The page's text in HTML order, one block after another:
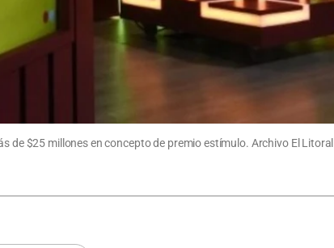
de $25 millones en concepto de premio estímulo. Archivo El Litoral